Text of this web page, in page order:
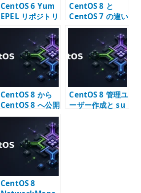
CentOS 6 Yum
EPEL リポジトリ
設定 – 追加パッ
ケージを利用す
CentOS 8 と
CentOS 7 の違い
– 移行期に確認す
CentOS 8 から
CentOS 8 へ公開
鍵認証で SSH 接
CentOS 8 管理ユ
ーザー作成と su
CentOS 8